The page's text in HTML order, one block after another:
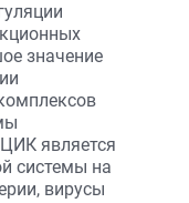
значение
является
системы на
вирусы